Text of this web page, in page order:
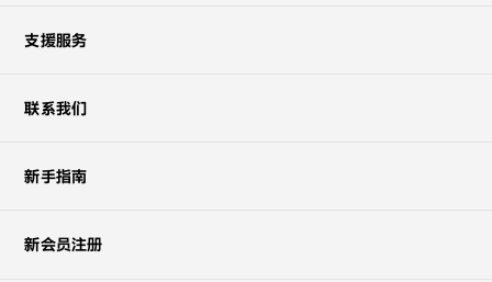
支援服务
联系我们
新手指南
新会员注册